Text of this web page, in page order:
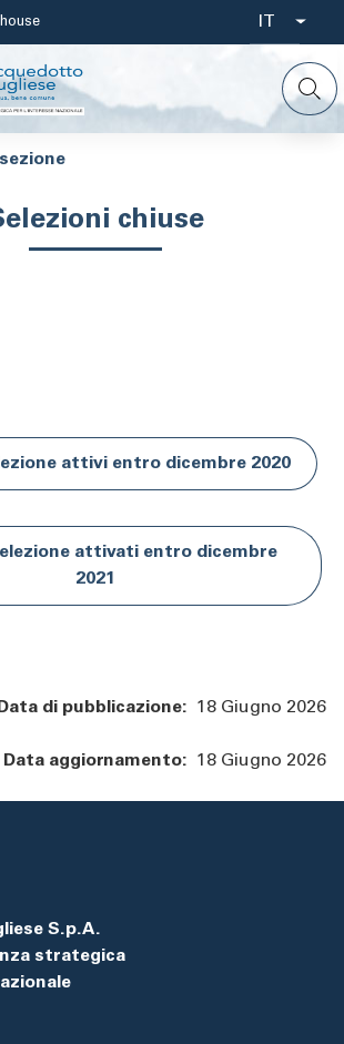
Select
your
IT
chiuse
attivi entro dicembre 2020
attivati entro dicembre
2021
Data di pubblicazione: 18 Giugno 2026
Data aggiornamento: 18 Giugno 2026
S.p.A.
strategica